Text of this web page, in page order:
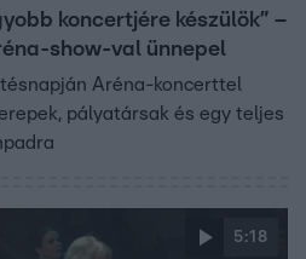
koncertjére készülök” –
show-val ünnepel
Aréna-koncerttel
pályatársak és egy teljes
5:18